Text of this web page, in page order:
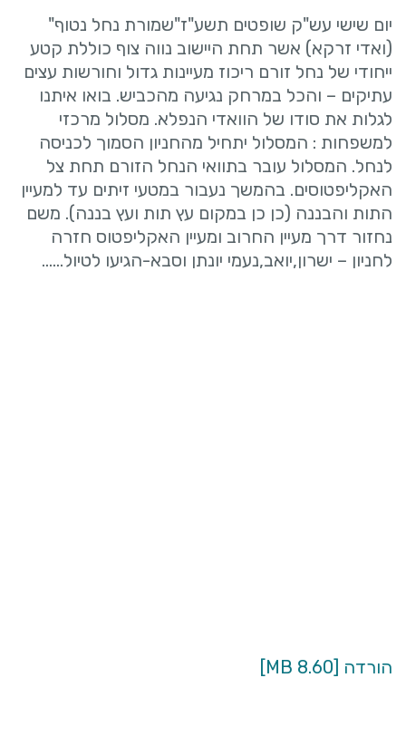
יום שישי עש"ק שופטים תשע"ז"שמורת נחל נטוף"
(ואדי זרקא) אשר תחת היישוב נווה צוף כוללת קטע
ייחודי של נחל זורם ריכוז מעיינות גדול וחורשות עצים
עתיקים – והכל במרחק נגיעה מהכביש. בואו איתנו
לגלות את סודו של הוואדי הנפלא. מסלול מרכזי
למשפחות : המסלול יתחיל מהחניון הסמוך לכניסה
לנחל. המסלול עובר בתוואי הנחל הזורם תחת צל
האקליפטוסים. בהמשך נעבור במטעי זיתים עד למעיין
התות והבננה (כן כן במקום עץ תות ועץ בננה). משם
נחזור דרך מעיין החרוב ומעיין האקליפטוס חזרה
לחניון – ישרון,יואב,נעמי יונתן וסבא-הגיעו לטיול……
הורדה [8.60 MB]